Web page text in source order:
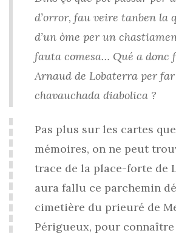
d’orror, fau veire tanben la
d’un òme per un
fauta comesa… Qué a donc
Arnaud de Lobaterra per
chavauchada diabolica ?
Pas plus sur les cartes
mémoires, on ne peut
trace de la place-forte de
aura fallu ce parchemin
cimetière du prieuré de
Périgueux, pour